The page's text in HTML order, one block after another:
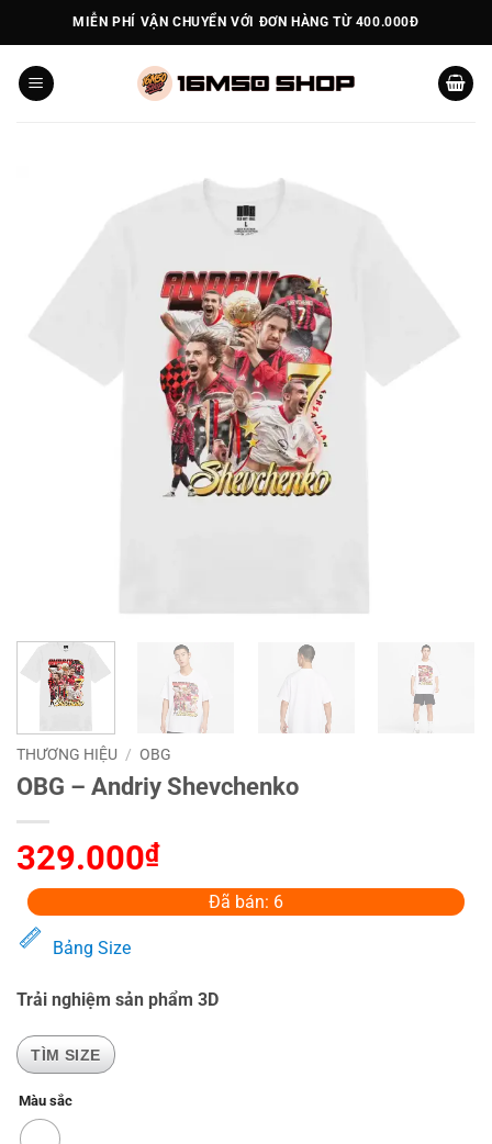
qua
nội
dung
MIỄN PHÍ VẬN CHUYỂN VỚI ĐƠN HÀNG TỪ 400.000Đ
THƯƠNG HIỆU / OBG
OBG – Andriy Shevchenko
329.000₫
Đã bán: 6
Bảng Size
Trải nghiệm sản phẩm 3D
TÌM SIZE
Màu sắc